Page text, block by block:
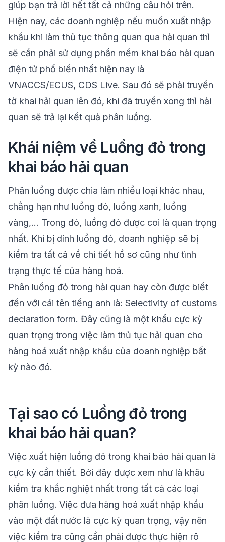
giúp bạn trả lời hết tất cả những câu hỏi trên.
Hiện nay, các doanh nghiệp nếu muốn xuất nhập
khẩu khi làm thủ tục thông quan qua hải quan thì
sẽ cần phải sử dụng phần mềm khai báo hải quan
điện tử phổ biến nhất hiện nay là
VNACCS/ECUS, CDS Live. Sau đó sẽ phải truyền
tờ khai hải quan lên đó, khi đã truyền xong thì hải
quan sẽ trả lại kết quả phân luồng.
Khái niệm về Luồng đỏ trong
khai báo hải quan
Phân luồng được chia làm nhiều loại khác nhau,
chẳng hạn như luồng đỏ, luồng xanh, luồng
vàng,... Trong đó, luồng đỏ được coi là quan trọng
nhất. Khi bị dính luồng đỏ, doanh nghiệp sẽ bị
kiểm tra tất cả về chi tiết hồ sơ cũng như tình
trạng thực tế của hàng hoá.
Phân luồng đỏ trong hải quan hay còn được biết
đến với cái tên tiếng anh là: Selectivity of customs
declaration form. Đây cũng là một khẩu cực kỳ
quan trọng trong việc làm thủ tục hải quan cho
hàng hoá xuất nhập khẩu của doanh nghiệp bất
kỳ nào đó.
Tại sao có Luồng đỏ trong
khai báo hải quan?
Việc xuất hiện luồng đỏ trong khai báo hải quan là
cực kỳ cần thiết. Bởi đây được xem như là khâu
kiểm tra khắc nghiệt nhất trong tất cả các loại
phân luồng. Việc đưa hàng hoá xuất nhập khẩu
vào một đất nước là cực kỳ quan trọng, vậy nên
việc kiểm tra cũng cần phải được thực hiện rõ